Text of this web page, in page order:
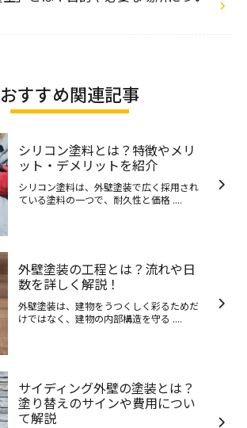
おすすめ関連記事
シリコン塗料とは？特徴やメリ
ット・デメリットを紹介
シリコン塗料は、外壁塗装で広く採用され
ている塗料の一つで、耐久性と価格 ....
外壁塗装の工程とは？流れや日
数を詳しく解説！
外壁塗装は、建物をうつくしく彩るためだ
けではなく、建物の内部構造を守る ....
サイディング外壁の塗装とは？
塗り替えのサインや費用につい
て解説